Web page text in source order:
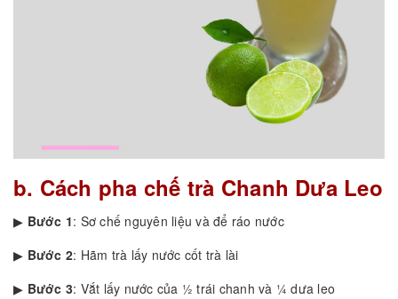
b. Cách pha chế trà Chanh Dưa Leo
▶ Bước 1: Sơ chế nguyên liệu và để ráo nước
▶ Bước 2: Hãm trà lấy nước cốt trà lài
▶ Bước 3: Vắt lấy nước của ½ trái chanh và ¼ dưa leo